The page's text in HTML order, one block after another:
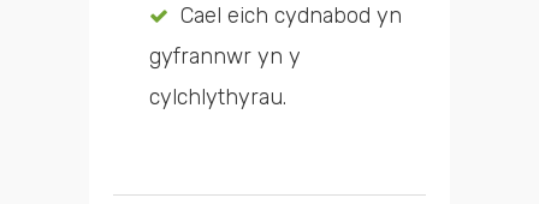
Cael eich cydnabod yn
gyfrannwr yn y
cylchlythyrau.